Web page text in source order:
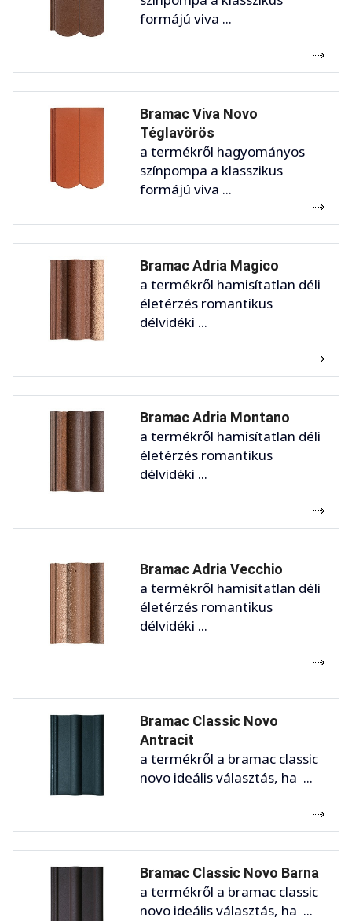
formájú viva ...
Bramac Viva Novo
Téglavörös
a termékről hagyományos
színpompa a klasszikus
formájú viva ...
Bramac Adria Magico
a termékről hamisítatlan déli
életérzés romantikus
délvidéki ...
Bramac Adria Montano
a termékről hamisítatlan déli
életérzés romantikus
délvidéki ...
Bramac Adria Vecchio
a termékről hamisítatlan déli
életérzés romantikus
délvidéki ...
Bramac Classic Novo
Antracit
a termékről a bramac classic
novo ideális választás, ha ...
Bramac Classic Novo Barna
a termékről a bramac classic
novo ideális választás, ha ...